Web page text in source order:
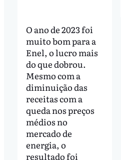
O ano de 2023 foi
muito bom para a
Enel, o lucro mais
do que dobrou.
Mesmo com a
diminuição das
receitas com a
queda nos preços
médios no
mercado de
energia, o
resultado foi